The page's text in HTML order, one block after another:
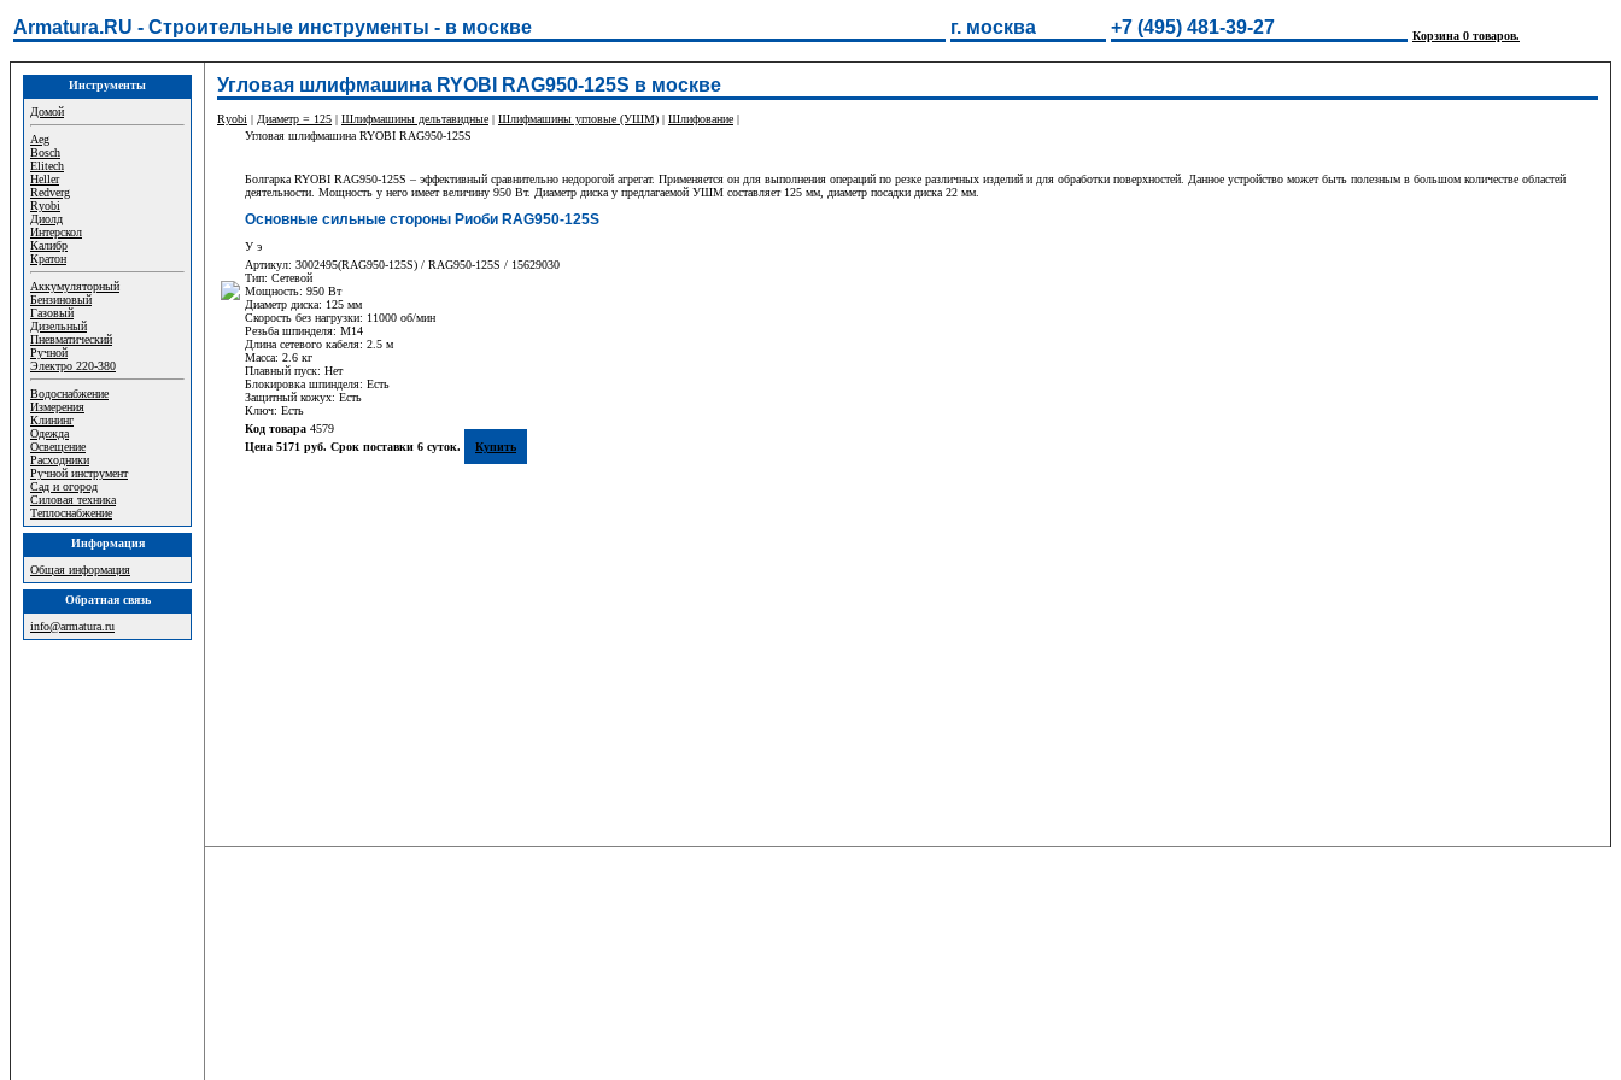
Armatura.RU - Строительные инструменты - в москве г. москва +7 (495) 481-39-27 Корзина 0 товаров.
Инструменты
Домой
Aeg
Bosch
Elitech
Heller
Redverg
Ryobi
Диолд
Интерскол
Калибр
Кратон
Аккумуляторный
Бензиновый
Газовый
Дизельный
Пневматический
Ручной
Электро 220-380
Водоснабжение
Измерения
Клининг
Одежда
Освещение
Расходники
Ручной инструмент
Сад и огород
Силовая техника
Теплоснабжение
Информация
Общая информация
Обратная связь
info@armatura.ru
Угловая шлифмашина RYOBI RAG950-125S в москве
Ryobi | Диаметр = 125 | Шлифмашины дельтавидные | Шлифмашины угловые (УШМ) | Шлифование |
Угловая шлифмашина RYOBI RAG950-125S
Болгарка RYOBI RAG950-125S – эффективный сравнительно недорогой агрегат. Применяется он для выполнения операций по резке различных изделий и для обработки поверхностей. Данное устройство может быть полезным в большом количестве областей
деятельности. Мощность у него имеет величину 950 Вт. Диаметр диска у предлагаемой УШМ составляет 125 мм, диаметр посадки диска 22 мм.
Основные сильные стороны Риоби RAG950-125S
У э
Артикул: 3002495(RAG950-125S) / RAG950-125S / 15629030
Тип: Сетевой
Мощность: 950 Вт
Диаметр диска: 125 мм
Скорость без нагрузки: 11000 об/мин
Резьба шпинделя: М14
Длина сетевого кабеля: 2.5 м
Масса: 2.6 кг
Плавный пуск: Нет
Блокировка шпинделя: Есть
Защитный кожух: Есть
Ключ: Есть
Код товара 4579
Цена 5171 руб. Срок поставки 6 суток.
Купить